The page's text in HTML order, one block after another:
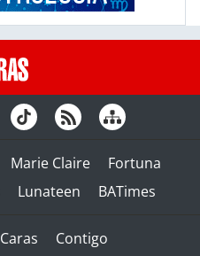
Marie Claire
Fortuna
Lunateen BATimes
Caras
Contigo